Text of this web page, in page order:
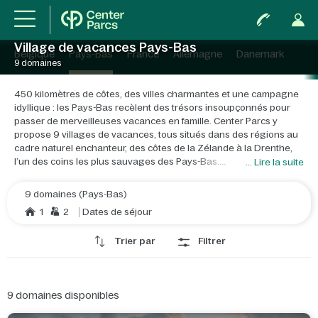
Belgique Pays-Bas France Allemagne Danemark
Village de vacances Pays-Bas
9 domaines
450 kilomètres de côtes, des villes charmantes et une campagne
idyllique : les Pays-Bas recèlent des trésors insoupçonnés pour
passer de merveilleuses vacances en famille. Center Parcs y
propose 9 villages de vacances, tous situés dans des régions au
cadre naturel enchanteur, des côtes de la Zélande à la Drenthe,
l’un des coins les plus sauvages des Pays-Bas.
Nos villages de vacances vous réservent de belles surprises,
comme une piste de ski intérieure, des parcours d’aventure ou
encore la possibilité de loger dans un cottage avec… un poney. Et
d’une ville ou d’un village. Bref, les Pays-Bas ont tout pour vous
... Lire la suite
9 domaines (Pays-Bas)
1
2 Dates de séjour
Trier par Filtrer
9 domaines disponibles